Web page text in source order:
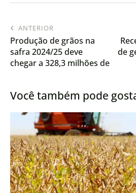
ANTERIOR
Produção de grãos na
safra 2024/25 deve
chegar a 328,3 milhões de
de
Você também pode